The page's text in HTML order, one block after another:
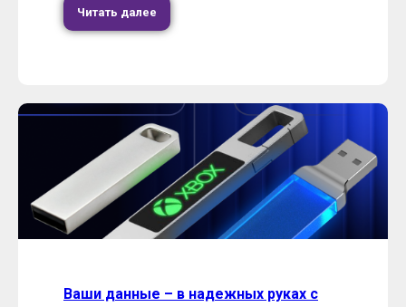
Читать далее
Ваши данные – в надежных руках с